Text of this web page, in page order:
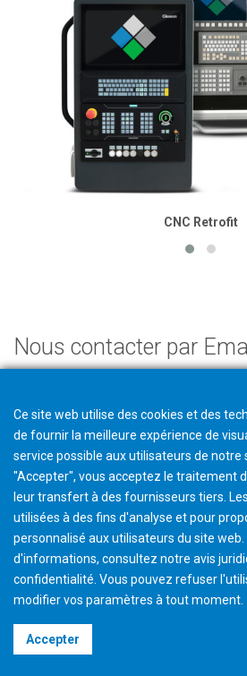
CNC Retrofit
Nous contacter par
Terms & Conditions
Ce site web utilise des cookies et des
de fournir la meilleure expérience de
service possible aux utilisateurs de notre
"Accepter", vous acceptez le traitement
leur transfert à des fournisseurs tiers.
utilisées à des fins d'analyse et pour
personnalisé aux utilisateurs du site web.
d'informations, consultez notre avis
confidentialité. Vous pouvez refuser
modifier vos paramètres à tout moment
Accepter